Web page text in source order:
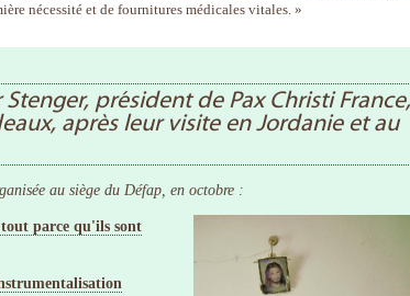
nécessité et de fournitures médicales vitales. »
président de Pax Christi France,
après leur visite en Jordanie et au
au siège du Défap, en octobre :
parce qu'ils sont